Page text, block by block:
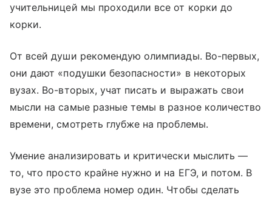
учительницей мы проходили все от корки до
корки.
От всей души рекомендую олимпиады. Во-первых,
они дают «подушки безопасности» в некоторых
вузах. Во-вторых, учат писать и выражать свои
мысли на самые разные темы в разное количество
времени, смотреть глубже на проблемы.
Умение анализировать и критически мыслить —
то, что просто крайне нужно и на ЕГЭ, и потом. В
вузе это проблема номер один. Чтобы сделать